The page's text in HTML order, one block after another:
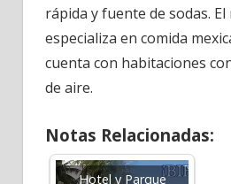
rápida y fuente de sodas.
especializa en comida
cuenta con habitaciones
de aire.
Notas Relacionadas:
Hotel y Parque